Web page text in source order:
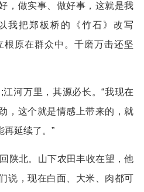
，做实事、做好事，这就是我
我把郑板桥的《竹石》改写
根原在群众中。千磨万击还坚
河万里，其源必长。“我现在
，这个就是情感上带来的，就
再延续了。”
陕北。山下农田丰收在望，他
说，现在白面、大米、肉都可